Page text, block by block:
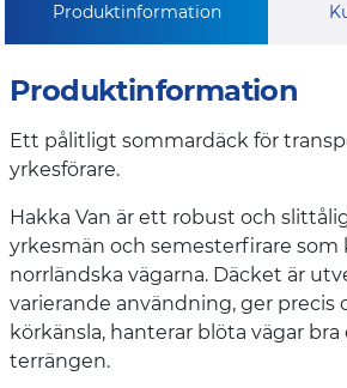
Produktinformation
Produktinformation
Ett pålitligt sommardäck för
yrkesförare.
Hakka Van är ett robust och
yrkesmän och semesterfirare som
norrländska vägarna. Däcket är
varierande användning, ger precis
körkänsla, hanterar blöta vägar bra
terrängen.